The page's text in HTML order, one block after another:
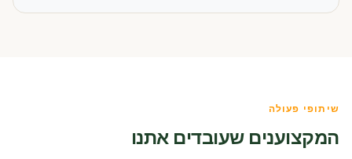
שיתופי פעולה
המקצוענים שעובדים אתנו